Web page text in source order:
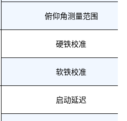
俯仰角测量范围
硬铁校准
软铁校准
启动延迟